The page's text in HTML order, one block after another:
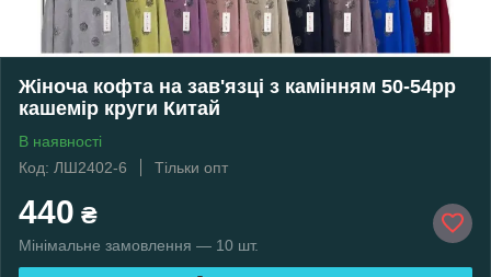
Жіноча кофта на зав'язці з камінням 50-54рр
кашемір круги Китай
В наявності
Код: ЛШ2402-6
Тільки опт
440 ₴
Мінімальне замовлення — 10 шт.